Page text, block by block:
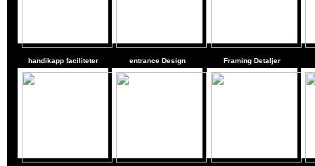
handikapp faciliteter entrance Design Framing Detaljer